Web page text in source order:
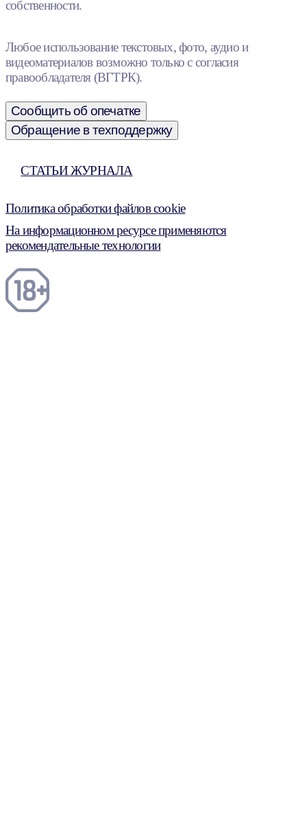
собственности.
Любое использование текстовых, фото, аудио и
видеоматериалов возможно только с согласия
правообладателя (ВГТРК).
Сообщить об опечатке
Обращение в техподдержку
СТАТЬИ ЖУРНАЛА
Политика обработки файлов cookie
На информационном ресурсе применяются
рекомендательные технологии